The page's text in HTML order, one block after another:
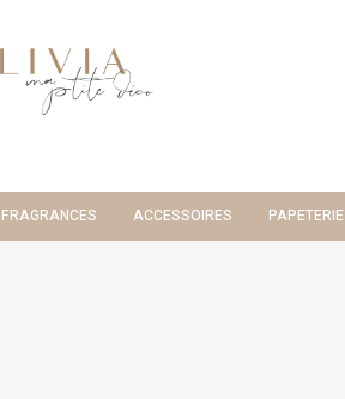
FRAGRANCES ACCESSOIRES PAPETERIE